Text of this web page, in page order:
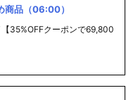
商品（06:00）
35%OFFクーポンで69,800